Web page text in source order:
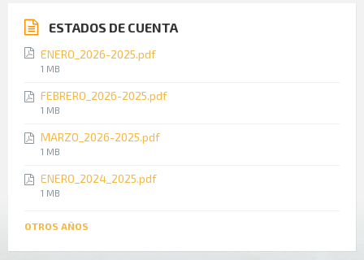
ESTADOS DE CUENTA
ENERO_2026-2025.pdf
File
1 MB
FEBRERO_2026-2025.pdf
File
1 MB
MARZO_2026-2025.pdf
File
1 MB
ENERO_2024_2025.pdf
File
1 MB
OTROS AÑOS